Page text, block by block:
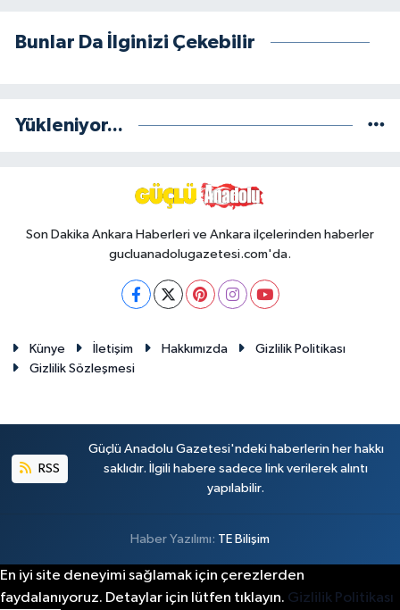
Bunlar Da İlginizi Çekebilir
Yükleniyor...
Son Dakika Ankara Haberleri ve Ankara ilçelerinden haberler
gucluanadolugazetesi.com'da.
Künye İletişim Hakkımızda
Gizlilik Politikası
Gizlilik Sözleşmesi
RSS
Güçlü Anadolu Gazetesi'ndeki haberlerin her hakkı
saklıdır. İlgili habere sadece link verilerek alıntı
yapılabilir.
Haber Yazılımı: TE Bilişim
En iyi site deneyimi sağlamak için çerezlerden
faydalanıyoruz. Detaylar için lütfen tıklayın. Gizlilik Politikası